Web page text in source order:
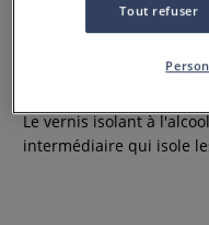
Vernis
0
Le vernis isolant à
intermédiaire qui isole
Tout refuser